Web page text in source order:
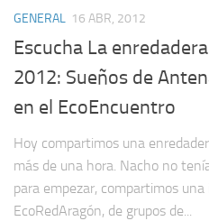
GENERAL 16 ABR, 2012
Escucha La
2012: Sueños de
en el EcoEncuentro
Hoy compartimos una
más de una hora. Nacho no
para empezar, compartimos
EcoRedAragón, de grupos de...